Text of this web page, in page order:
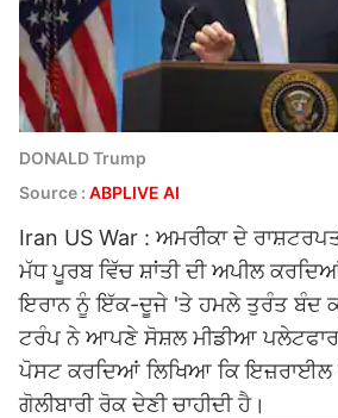
DONALD Trump
Source : ABPLIVE AI
Iran US War : ਅਮਰੀਕਾ ਦੇ
ਮੱਧ ਪੂਰਬ ਵਿੱਚ ਸ਼ਾਂਤੀ ਦੀ ਅਪੀਲ
ਇਰਾਨ ਨੂੰ ਇੱਕ-ਦੂਜੇ 'ਤੇ ਹਮਲੇ ਤੁਰੰਤ ਬੰਦ
ਟਰੰਪ ਨੇ ਆਪਣੇ ਸੋਸ਼ਲ ਮੀਡੀਆ
ਪੋਸਟ ਕਰਦਿਆਂ ਲਿਖਿਆ ਕਿ
ਗੋਲੀਬਾਰੀ ਰੋਕ ਦੇਣੀ ਚਾਹੀਦੀ ਹੈ।